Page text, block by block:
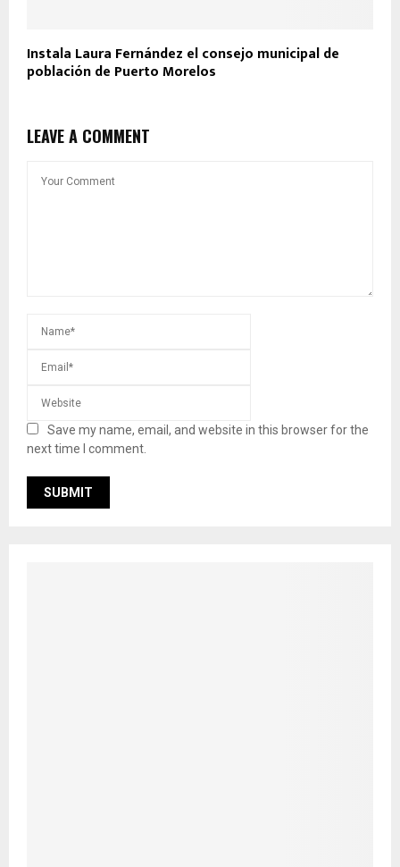
Instala Laura Fernández el consejo municipal de
población de Puerto Morelos
LEAVE A COMMENT
Save my name, email, and website in this browser for the
next time I comment.